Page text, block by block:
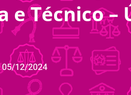
e Técnico
05/12/2024